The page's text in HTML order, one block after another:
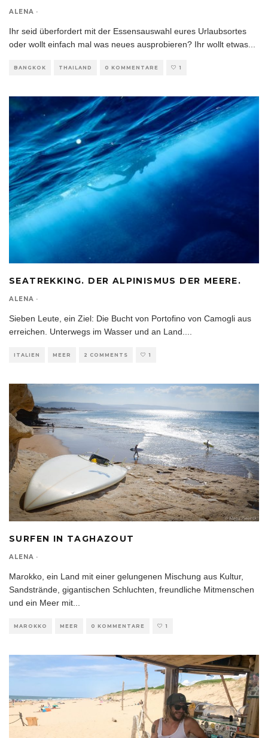
ALENA ·
Ihr seid überfordert mit der Essensauswahl eures Urlaubsortes
oder wollt einfach mal was neues ausprobieren? Ihr wollt etwas
BANGKOK THAILAND 0 KOMMENTARE 1
SEATREKKING. DER ALPINISMUS DER MEERE.
ALENA ·
Sieben Leute, ein Ziel: Die Bucht von Portofino von Camogli aus
erreichen. Unterwegs im Wasser und an Land.
ITALIEN MEER 2 COMMENTS 1
SURFEN IN TAGHAZOUT
ALENA ·
Marokko, ein Land mit einer gelungenen Mischung aus Kultur,
Sandstrände, gigantischen Schluchten, freundliche Mitmenschen
und ein Meer mit
MAROKKO MEER 0 KOMMENTARE 1